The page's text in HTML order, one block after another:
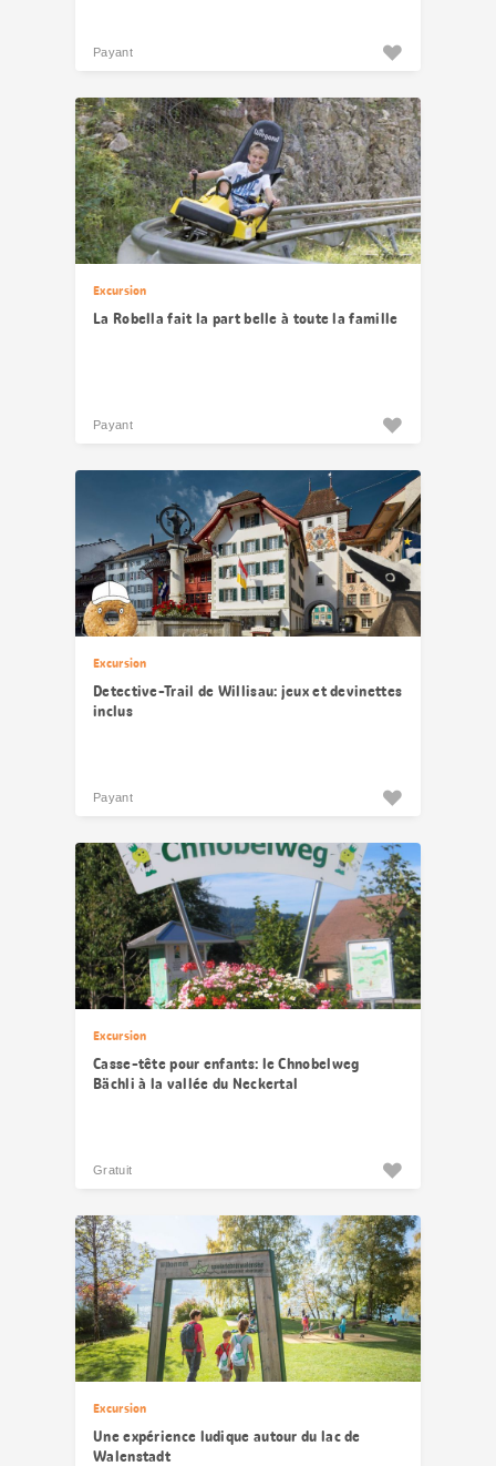
Payant
Excursion
La Robella fait la part belle à toute la famille
Payant
Excursion
Detective-Trail de Willisau: jeux et devinettes
inclus
Payant
Excursion
Casse-tête pour enfants: le Chnobelweg
Bächli à la vallée du Neckertal
Gratuit
Excursion
Une expérience ludique autour du lac de
Walenstadt